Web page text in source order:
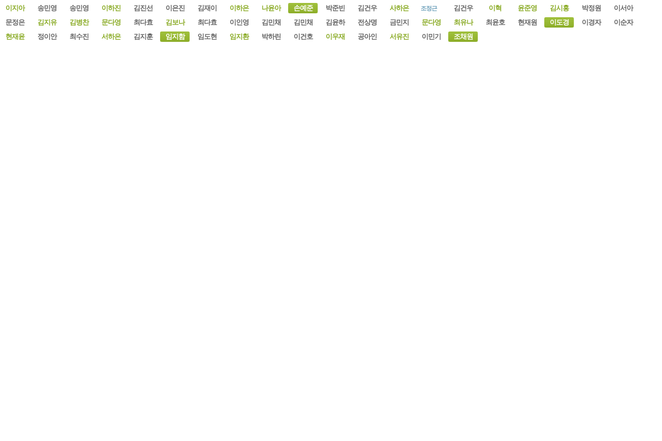
이지아 송민영 송민영 이하진 김진선 이은진 김재이 이하은 나윤아 손예준 박준빈 김건우 사하은 조정근 김건우 이혁 윤준영 김시홍 박정원
이서아
문정은
김지유 김병찬 문다영 최다효 김보나 최다효 이인영 김민채 김민채 김윤하 전상명 금민지 문다영 최유나 최윤호 현재원 이도경 이경자
이순자
현재윤
정이안 최수진 서하은 김지훈 임지함 임도현 임지환 박하린 이건호 이우재 공아인 서유진 이민기 조채원